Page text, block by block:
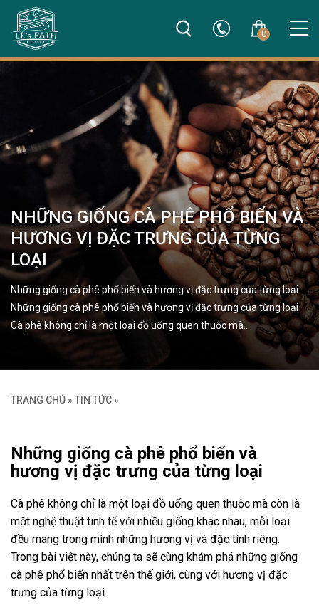
0
NHỮNG GIỐNG CÀ PHÊ PHỔ BIẾN VÀ
HƯƠNG VỊ ĐẶC TRƯNG CỦA TỪNG
LOẠI
Những giống cà phê phổ biến và hương vị đặc trưng của từng loại
Những giống cà phê phổ biến và hương vị đặc trưng của từng loại
Cà phê không chỉ là một loại đồ uống quen thuộc mà…
TRANG CHỦ » TIN TỨC »
Những giống cà phê phổ biến và
hương vị đặc trưng của từng loại
Cà phê không chỉ là một loại đồ uống quen thuộc mà còn là
một nghệ thuật tinh tế với nhiều giống khác nhau, mỗi loại
đều mang trong mình những hương vị và đặc tính riêng.
Trong bài viết này, chúng ta sẽ cùng khám phá những giống
cà phê phổ biến nhất trên thế giới, cùng với hương vị đặc
trưng của từng loại.